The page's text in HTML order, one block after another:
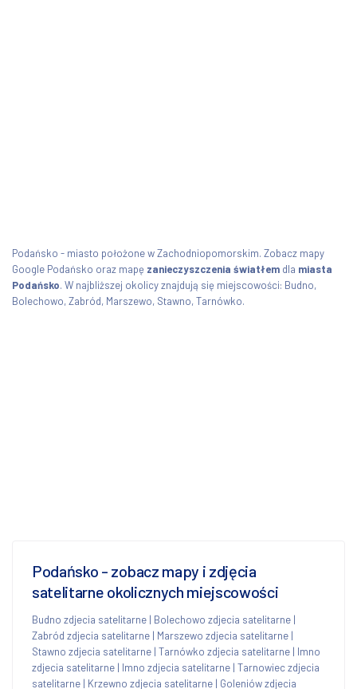
Podańsko - miasto położone w Zachodniopomorskim. Zobacz mapy
Google Podańsko oraz mapę zanieczyszczenia światłem dla miasta
Podańsko. W najbliższej okolicy znajdują się miejscowości: Budno,
Bolechowo, Zabród, Marszewo, Stawno, Tarnówko.
Podańsko - zobacz mapy i zdjęcia
satelitarne okolicznych miejscowości
Budno zdjecia satelitarne | Bolechowo zdjecia satelitarne |
Zabród zdjecia satelitarne | Marszewo zdjecia satelitarne |
Stawno zdjecia satelitarne | Tarnówko zdjecia satelitarne | Imno
zdjecia satelitarne | Imno zdjecia satelitarne | Tarnowiec zdjecia
satelitarne | Krzewno zdjecia satelitarne | Goleniów zdjecia